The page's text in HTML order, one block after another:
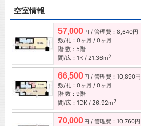
空室情報
57,000 円 / 管理費：8,640円
敷/礼：0ヶ月 / 0ヶ月
階 数：5階
間/広：1K / 21.36m2
66,500 円 / 管理費：10,890円
敷/礼：0ヶ月 / 0ヶ月
階 数：9階
間/広：1DK / 26.92m2
70,000 円 / 管理費：10,760円